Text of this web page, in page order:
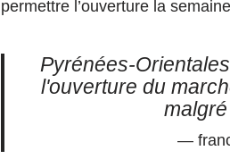
permettre l’ouverture la
Pyrénées-
l'ouverture du
—